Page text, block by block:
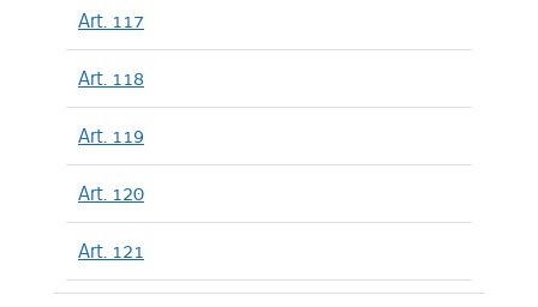
Art. 117
Art. 118
Art. 119
Art. 120
Art. 121